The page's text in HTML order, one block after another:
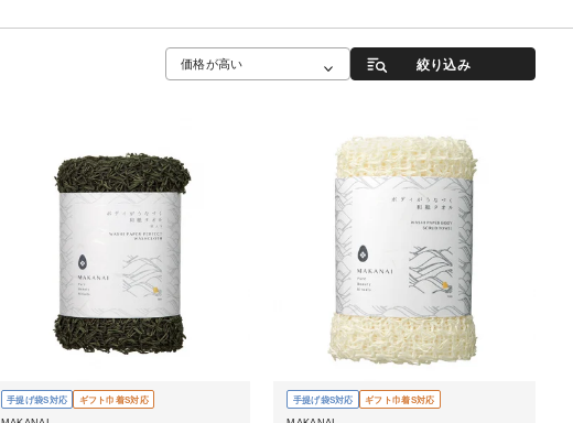
価格が高い 絞り込み
手提げ袋S対応 ギフト巾着S対応 手提げ袋S対応 ギフト巾着S対応